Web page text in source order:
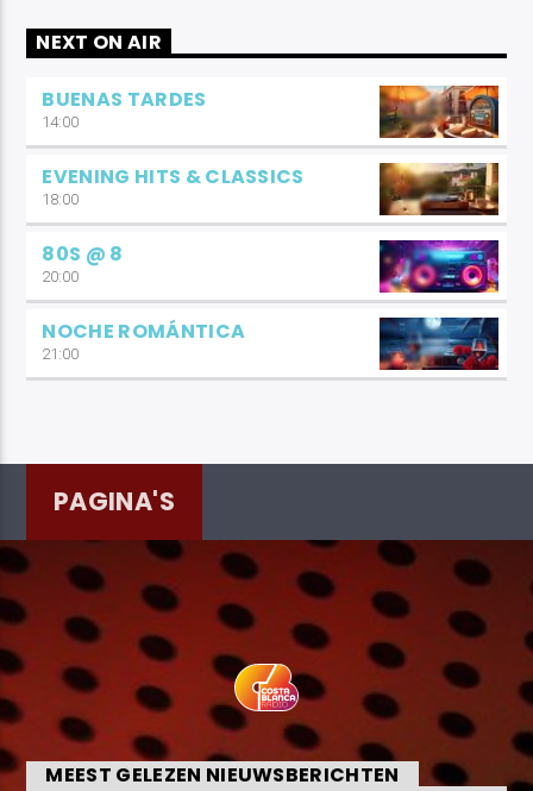
NEXT ON AIR
BUENAS TARDES
14:00
EVENING HITS & CLASSICS
18:00
80S @ 8
20:00
NOCHE ROMÁNTICA
21:00
PAGINA'S
MEEST GELEZEN NIEUWSBERICHTEN